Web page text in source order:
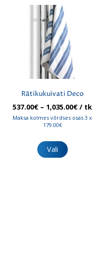
teha
tootelehel.
Rätikukuivati Deco
537.00€ – 1,035.00€
537.00€
/ tk
Maksa kolmes võrdses osas 3 x
179.00€
Vali
tootel